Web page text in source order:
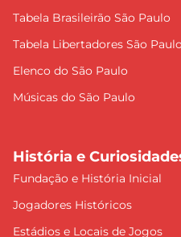
Tabela Brasileirão São Paulo
Tabela Libertadores São Paulo
Elenco do São Paulo
Músicas do São Paulo
História e
Fundação e História Inicial
Jogadores Históricos
Estádios e Locais de Jogos